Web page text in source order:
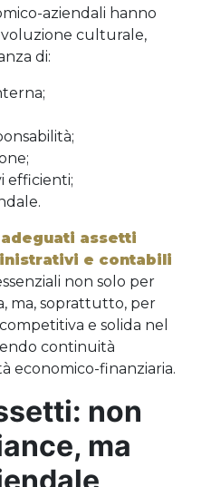
aziendali hanno
culturale,
di:
efficienti;
adeguati assetti
e contabili
non solo per
ma, soprattutto, per
e solida nel
continuità
economico-finanziaria.
non
ma